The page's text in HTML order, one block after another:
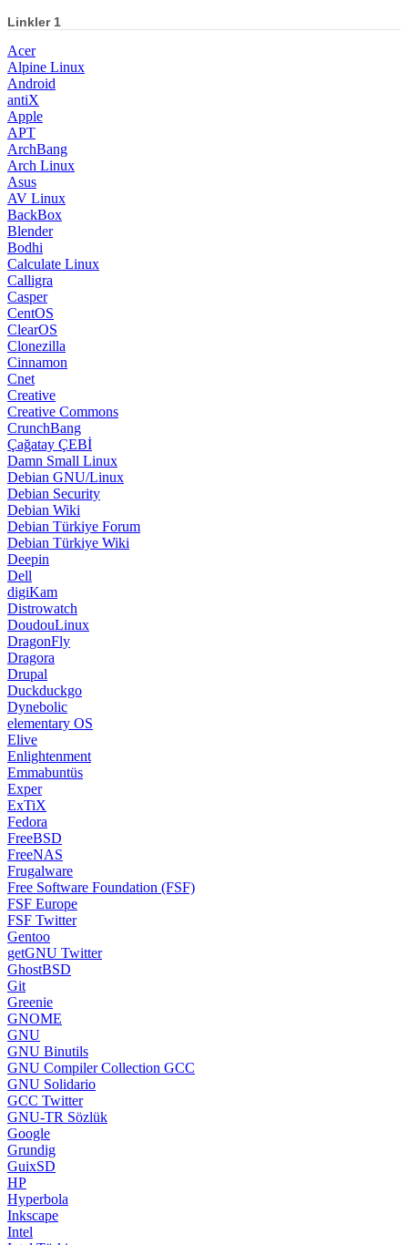
Linkler 1
Acer
Alpine Linux
Android
antiX
Apple
APT
ArchBang
Arch Linux
Asus
AV Linux
BackBox
Blender
Bodhi
Calculate Linux
Calligra
Casper
CentOS
ClearOS
Clonezilla
Cinnamon
Cnet
Creative
Creative Commons
CrunchBang
Çağatay ÇEBİ
Damn Small Linux
Debian GNU/Linux
Debian Security
Debian Wiki
Debian Türkiye Forum
Debian Türkiye Wiki
Deepin
Dell
digiKam
Distrowatch
DoudouLinux
DragonFly
Dragora
Drupal
Duckduckgo
Dynebolic
elementary OS
Elive
Enlightenment
Emmabuntüs
Exper
ExTiX
Fedora
FreeBSD
FreeNAS
Frugalware
Free Software Foundation (FSF)
FSF Europe
FSF Twitter
Gentoo
getGNU Twitter
GhostBSD
Git
Greenie
GNOME
GNU
GNU Binutils
GNU Compiler Collection GCC
GNU Solidario
GCC Twitter
GNU-TR Sözlük
Google
Grundig
GuixSD
HP
Hyperbola
Inkscape
Intel